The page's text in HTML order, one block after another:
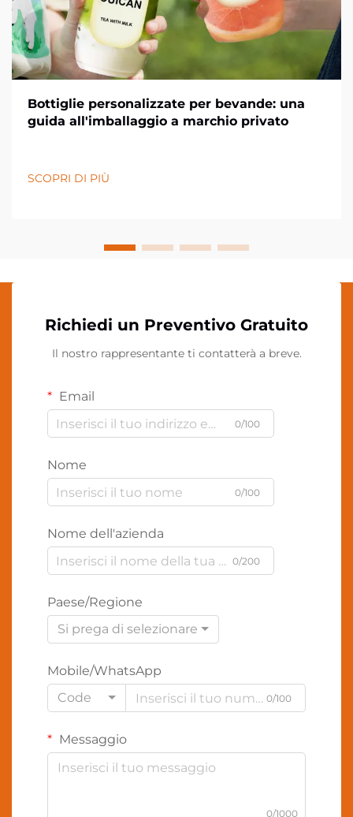
Bottiglie personalizzate per bevande: una
guida all'imballaggio a marchio privato
SCOPRI DI PIÙ
Richiedi un Preventivo Gratuito
Il nostro rappresentante ti contatterà a breve.
Email
0/100
Nome
0/100
Nome dell'azienda
0/200
Paese/Regione
Si prega di selezionare
Mobile/WhatsApp
Code
0/100
Messaggio
0/1000